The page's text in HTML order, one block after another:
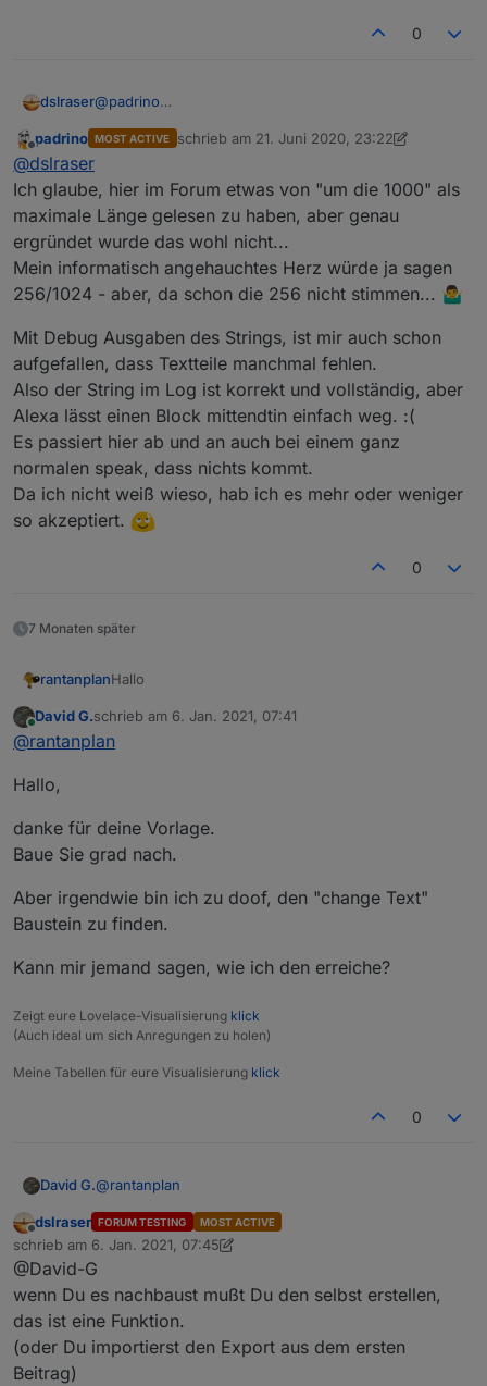
0
dslraser@padrino
Ich habe nun doch noch mal einiges getestet und mir
@ rantanplanfehlen Textbereiche. (ich muß nochmal
schauen, ob das ein Timing Problem ist, wenn man
den Text ansagen lassen will)
Beim gleichen Text mit@padrino seiner Variante
endet die Ansage irgendwann und der letzte Teil fehlt
in der Ansage...
Ich werde weiter testen und schauen woran es
liegt....
PS: es könnte auch sein, das die Geschichte mit den
Semikolons bei Alexa nicht bis ins Endlose reicht (also
z.B. max 5 ?) oder ist so eine Ansage zeitlich begrenzt
?
@
padrino , weißt Du da was ?
Offline
padrino MOST ACTIVE schrieb am 21. Juni 2020, 23:22
zuletzt editiert von padrino
@dslraser
Ich glaube, hier im Forum etwas von "um die 1000" als
maximale Länge gelesen zu haben, aber genau
ergründet wurde das wohl nicht...
Mein informatisch angehauchtes Herz würde ja sagen
256/1024 - aber, da schon die 256 nicht stimmen... 🤷‍♂️
Mit Debug Ausgaben des Strings, ist mir auch schon
aufgefallen, dass Textteile manchmal fehlen.
Also der String im Log ist korrekt und vollständig, aber
Alexa lässt einen Block mittendtin einfach weg. :(
Es passiert hier ab und an auch bei einem ganz
normalen speak, dass nichts kommt.
Da ich nicht weiß wieso, hab ich es mehr oder weniger
so akzeptiert.
0
7 Monaten später
rantanplanHallo
Manchmal ist es notwendig unliebsame Zeichen aus
einem Text zu entfernen um diese z.B. in VIS
Steuerzeichen gegen etwas anderes tauschen.
Hier der geänderte Export:
Spoiler
Online
David G.schrieb am 6. Jan. 2021, 07:41
zuletzt editiert von
@rantanplan
Hallo,
danke für deine Vorlage.
Baue Sie grad nach.
Aber irgendwie bin ich zu doof, den "change Text"
Baustein zu finden.
Kann mir jemand sagen, wie ich den erreiche?
Zeigt eure Lovelace-Visualisierung klick
(Auch ideal um sich Anregungen zu holen)
Meine Tabellen für eure Visualisierung klick
0
David G.@rantanplan
Hallo,
danke für deine Vorlage.
Baue Sie grad nach.
Aber irgendwie bin ich zu doof, den "change Text"
Baustein zu finden.
Kann mir jemand sagen, wie ich den erreiche?
Offline
dslraser FORUM TESTING MOST ACTIVE
schrieb am 6. Jan. 2021, 07:45
zuletzt editiert von dslraser1. Juni 2021, 09:29
@David-G
wenn Du es nachbaust mußt Du den selbst erstellen,
das ist eine Funktion.
(oder Du importierst den Export aus dem ersten
Beitrag)